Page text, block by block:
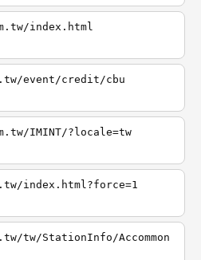
index.html
event/credit/cbu
IMINT/?locale=tw
index.html?force=1
tw/StationInfo/Accommon